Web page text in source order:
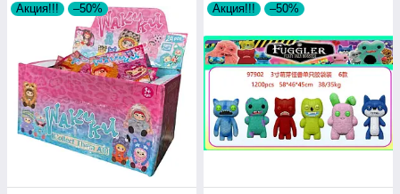
Акция!!! –50% Акция!!! –50%